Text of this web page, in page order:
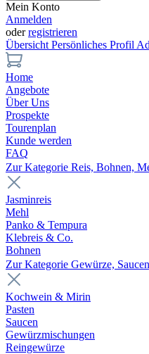
Mein Konto
Anmelden
oderregistrieren
Übersicht Persönliches Profil
Home
Angebote
Über Uns
Prospekte
Tourenplan
Kunde werden
FAQ
Zur Kategorie Reis, Bohnen,
Jasminreis
Mehl
Panko & Tempura
Klebreis & Co.
Bohnen
Zur Kategorie Gewürze,
Kochwein & Mirin
Pasten
Saucen
Gewürzmischungen
Reingewürze